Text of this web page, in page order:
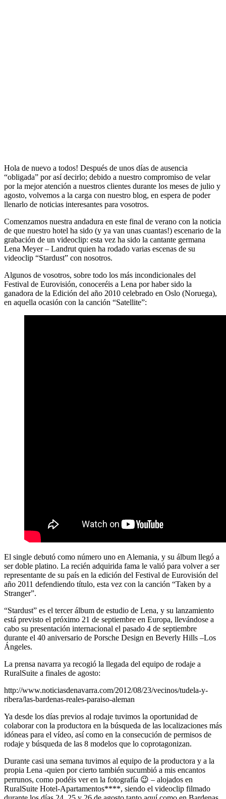
Hola de nuevo a todos! Después de unos días de ausencia
“obligada” por así decirlo; debido a nuestro compromiso de velar
por la mejor atención a nuestros clientes durante los meses de julio y
agosto, volvemos a la carga con nuestro blog, en espera de poder
llenarlo de noticias interesantes para vosotros.
Comenzamos nuestra andadura en este final de verano con la noticia
de que nuestro hotel ha sido (y ya van unas cuantas!) escenario de la
grabación de un videoclip: esta vez ha sido la cantante germana
Lena Meyer – Landrut quien ha rodado varias escenas de su
videoclip “Stardust” con nosotros.
Algunos de vosotros, sobre todo los más incondicionales del
Festival de Eurovisión, conoceréis a Lena por haber sido la
ganadora de la Edición del año 2010 celebrado en Oslo (Noruega),
en aquella ocasión con la canción “Satellite”:
El single debutó como número uno en Alemania, y su álbum llegó a
ser doble platino. La recién adquirida fama le valió para volver a ser
representante de su país en la edición del Festival de Eurovisión del
año 2011 defendiendo título, esta vez con la canción “Taken by a
Stranger”.
“Stardust” es el tercer álbum de estudio de Lena, y su lanzamiento
está previsto el próximo 21 de septiembre en Europa, llevándose a
cabo su presentación internacional el pasado 4 de septiembre
durante el 40 aniversario de Porsche Design en Beverly Hills –Los
Ángeles.
La prensa navarra ya recogió la llegada del equipo de rodaje a
RuralSuite a finales de agosto:
http://www.noticiasdenavarra.com/2012/08/23/vecinos/tudela-y-
ribera/las-bardenas-reales-paraiso-aleman
Ya desde los días previos al rodaje tuvimos la oportunidad de
colaborar con la productora en la búsqueda de las localizaciones más
idóneas para el vídeo, así como en la consecución de permisos de
rodaje y búsqueda de las 8 modelos que lo coprotagonizan.
Durante casi una semana tuvimos al equipo de la productora y a la
propia Lena -quien por cierto también sucumbió a mis encantos
perrunos, como podéis ver en la fotografía 😉 – alojados en
RuralSuite Hotel-Apartamentos****, siendo el videoclip filmado